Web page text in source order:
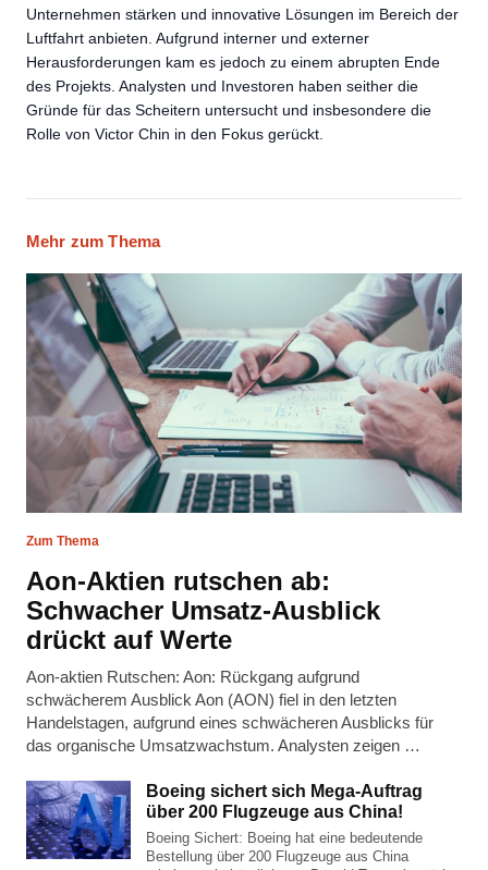
Unternehmen stärken und innovative Lösungen im Bereich der
Luftfahrt anbieten. Aufgrund interner und externer
Herausforderungen kam es jedoch zu einem abrupten Ende
des Projekts. Analysten und Investoren haben seither die
Gründe für das Scheitern untersucht und insbesondere die
Rolle von Victor Chin in den Fokus gerückt.
Mehr zum Thema
Zum Thema
Aon-Aktien rutschen ab:
Schwacher Umsatz-Ausblick
drückt auf Werte
Aon-aktien Rutschen: Aon: Rückgang aufgrund
schwächerem Ausblick Aon (AON) fiel in den letzten
Handelstagen, aufgrund eines schwächeren Ausblicks für
das organische Umsatzwachstum. Analysten zeigen …
Boeing sichert sich Mega-Auftrag
über 200 Flugzeuge aus China!
Boeing Sichert: Boeing hat eine bedeutende
Bestellung über 200 Flugzeuge aus China